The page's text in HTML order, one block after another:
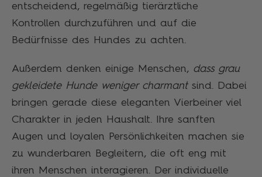
entscheidend, regelmäßig tierärztliche
Kontrollen durchzuführen und auf die
Bedürfnisse des Hundes zu achten.
Außerdem denken einige Menschen, dass grau
gekleidete Hunde weniger charmantsind. Dabei
bringen gerade diese eleganten Vierbeiner viel
Charakter in jeden Haushalt. Ihre sanften
Augen und loyalen Persönlichkeiten machen sie
zu wunderbaren Begleitern, die oft eng mit
ihren Menschen interagieren. Der individuelle